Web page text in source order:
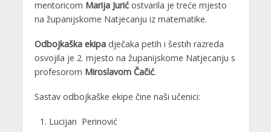
mentoricom Marija Jurićostvarila je treće mjesto
na županijskome Natjecanju iz matematike.
Odbojkaška ekipadječaka petih i šestih razreda
osvojila je 2. mjesto na županijskome Natjecanju s
profesorom Miroslavom Čačić.
Sastav odbojkaške ekipe čine naši učenici:
Lucijan Perinović